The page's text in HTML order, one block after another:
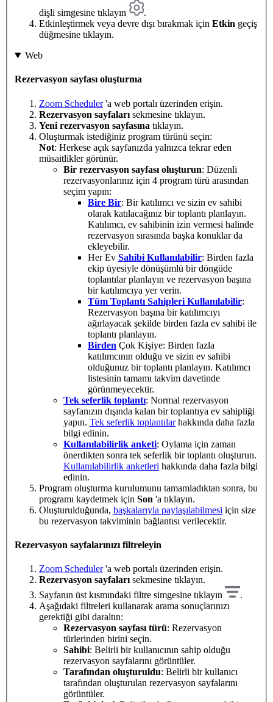
dişli simgesine tıklayın
.
Etkinleştirmek veya devre dışı bırakmak için Etkin geçiş
düğmesine tıklayın.
Web
Rezervasyon sayfası oluşturma
Zoom Scheduler'a web portalı üzerinden erişin.
Rezervasyon sayfaları sekmesine tıklayın.
Yeni rezervasyon sayfasına tıklayın.
Oluşturmak istediğiniz program türünü seçin:
Not: Herkese açık sayfanızda yalnızca tekrar eden
müsaitlikler görünür.
Bir rezervasyon sayfası oluşturun: Düzenli
rezervasyonlarınız için 4 program türü arasından
seçim yapın:
Bire Bir: Bir katılımcı ve sizin ev sahibi
olarak katılacağınız bir toplantı planlayın.
Katılımcı, ev sahibinin izin vermesi halinde
rezervasyon sırasında başka konuklar da
ekleyebilir.
Her Ev Sahibi Kullanılabilir: Birden fazla
ekip üyesiyle dönüşümlü bir döngüde
toplantılar planlayın ve rezervasyon başına
bir katılımcıya yer verin.
Tüm Toplantı Sahipleri Kullanılabilir:
Rezervasyon başına bir katılımcıyı
ağırlayacak şekilde birden fazla ev sahibi ile
toplantı planlayın.
Birden Çok Kişiye: Birden fazla
katılımcının olduğu ve sizin ev sahibi
olduğunuz bir toplantı planlayın. Katılımcı
listesinin tamamı takvim davetinde
görünmeyecektir.
Tek seferlik toplantı: Normal rezervasyon
sayfanızın dışında kalan bir toplantıya ev sahipliği
yapın. Tek seferlik toplantılarhakkında daha fazla
bilgi edinin.
Kullanılabilirlik anketi: Oylama için zaman
önerdikten sonra tek seferlik bir toplantı oluşturun.
Kullanılabilirlik anketleri hakkında daha fazla bilgi
edinin.
Program oluşturma kurulumunu tamamladıktan sonra, bu
programı kaydetmek için Son 'a tıklayın.
Oluşturulduğunda, başkalarıyla paylaşılabilmesi için size
bu rezervasyon takviminin bağlantısı verilecektir.
Rezervasyon sayfalarınızı filtreleyin
Zoom Scheduler'a web portalı üzerinden erişin.
Rezervasyon sayfaları sekmesine tıklayın.
Sayfanın üst kısmındaki filtre simgesine tıklayın
.
Aşağıdaki filtreleri kullanarak arama sonuçlarınızı
gerektiği gibi daraltın:
Rezervasyon sayfası türü: Rezervasyon
türlerinden birini seçin.
Sahibi: Belirli bir kullanıcının sahip olduğu
rezervasyon sayfalarını görüntüler.
Tarafından oluşturuldu: Belirli bir kullanıcı
tarafından oluşturulan rezervasyon sayfalarını
görüntüler.